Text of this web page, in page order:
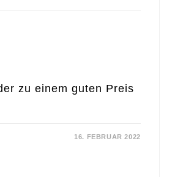
zu einem guten Preis
16. FEBRUAR 2022